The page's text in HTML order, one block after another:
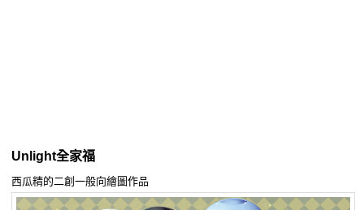
交流中心
攤位轉讓區
Unlight全家福
西瓜精的二創一般向繪圖作品